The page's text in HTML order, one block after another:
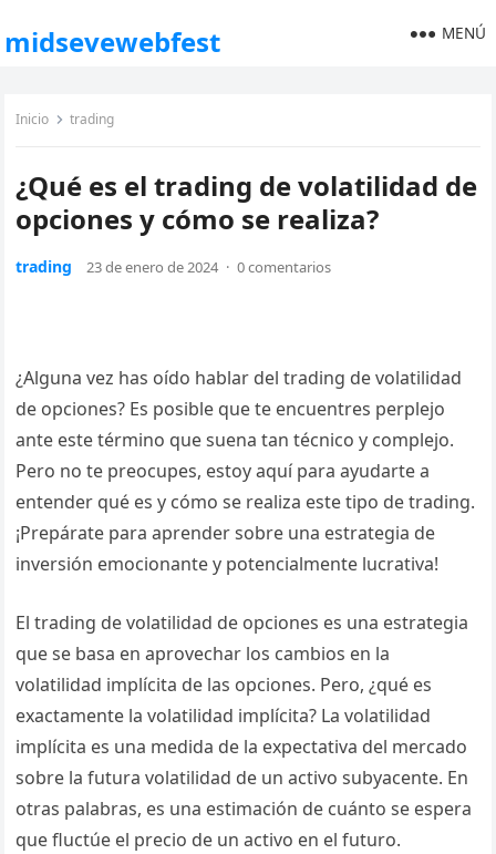
midsevewebfest MENÚ
Inicio trading
¿Qué es el trading de volatilidad de
opciones y cómo se realiza?
trading 23 de enero de 2024 · 0 comentarios
¿Alguna vez has oído hablar del trading de volatilidad
de opciones? Es posible que te encuentres perplejo
ante este término que suena tan técnico y complejo.
Pero no te preocupes, estoy aquí para ayudarte a
entender qué es y cómo se realiza este tipo de trading.
¡Prepárate para aprender sobre una estrategia de
inversión emocionante y potencialmente lucrativa!
El trading de volatilidad de opciones es una estrategia
que se basa en aprovechar los cambios en la
volatilidad implícita de las opciones. Pero, ¿qué es
exactamente la volatilidad implícita? La volatilidad
implícita es una medida de la expectativa del mercado
sobre la futura volatilidad de un activo subyacente. En
otras palabras, es una estimación de cuánto se espera
que fluctúe el precio de un activo en el futuro.